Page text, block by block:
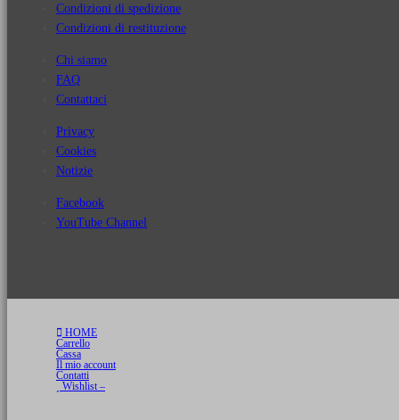
Condizioni di spedizione
Condizioni di restituzione
Chi siamo
FAQ
Contattaci
Privacy
Cookies
Notizie
Facebook
YouTube Channel
HOME
Carrello
Cassa
Il mio account
Contatti
Wishlist –